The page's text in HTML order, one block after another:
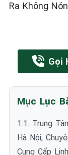
Ra Không
Gọi
Mục Lục
1.1. Trung
Hà Nội,
Cung Cấp